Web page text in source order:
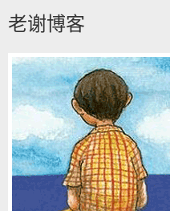
老谢博客